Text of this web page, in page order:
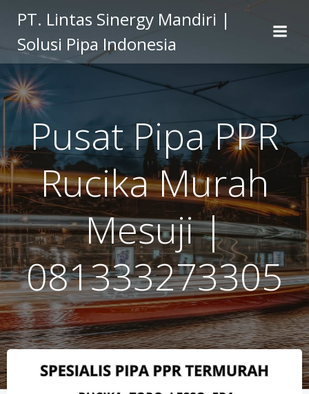
to
content
PT. Lintas Sinergy Mandiri |
Solusi Pipa Indonesia
Pusat Pipa PPR
Rucika Murah
Mesuji |
081333273305